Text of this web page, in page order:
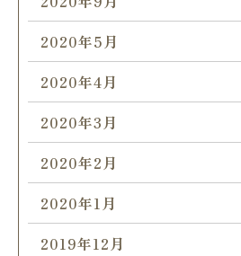
2020年5月
2020年4月
2020年3月
2020年2月
2020年1月
2019年12月